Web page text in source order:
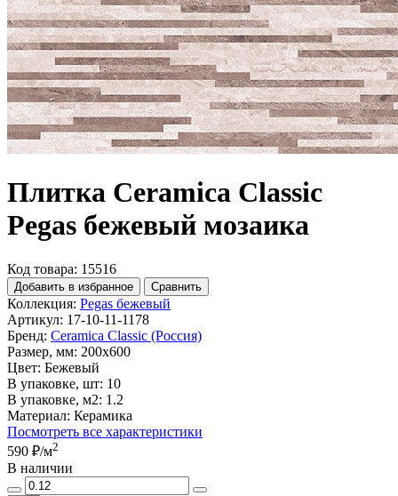
Плитка Ceramica Classic
Pegas бежевый мозаика
Код товара: 15516
Добавить в избранное Сравнить
Коллекция: Pegas бежевый
Артикул: 17-10-11-1178
Бренд: Ceramica Classic (Россия)
Размер, мм: 200x600
Цвет: Бежевый
В упаковке, шт: 10
В упаковке, м2: 1.2
Материал: Керамика
Посмотреть все характеристики
590 ₽/м2
В наличии